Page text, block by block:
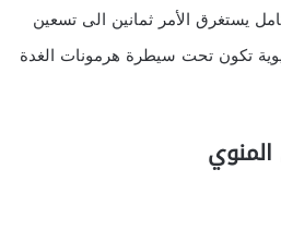
يستغرق الأمر ثمانين الى تسعين
تكون تحت سيطرة هرمونات الغدة